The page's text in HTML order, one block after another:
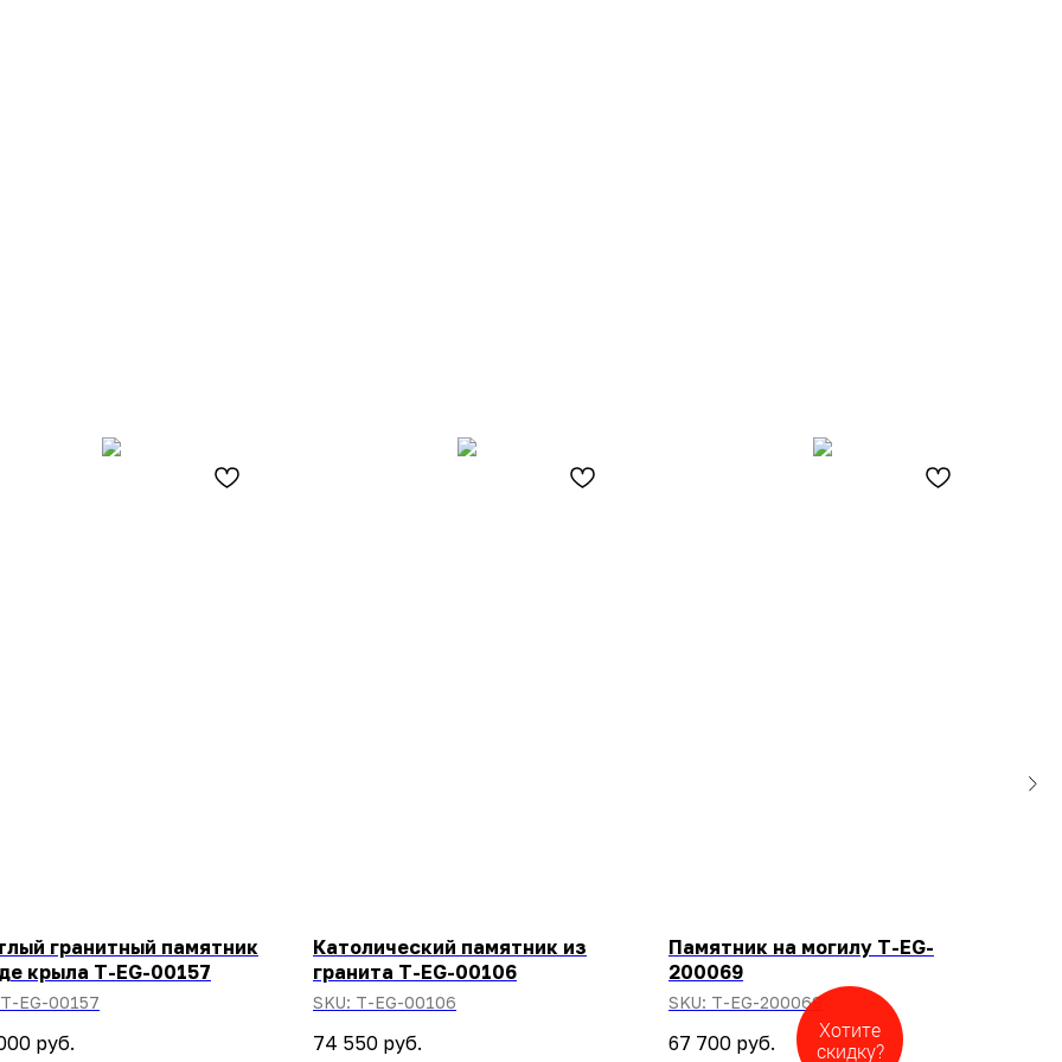
гранитный памятник
крыла T-EG-00157
T-EG-00157
руб.
Католический памятник из
гранита T-EG-00106
SKU: T-EG-00106
74 550 руб.
Памятник на могилу T-EG-
200069
SKU: T-EG-200069
67 700 руб.
Хотите
скидку?